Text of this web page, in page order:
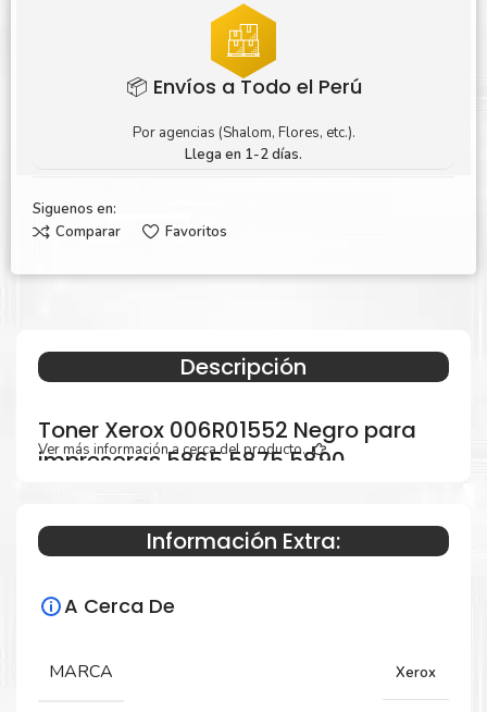
📦 Envíos a Todo el Perú
Por agencias (Shalom, Flores, etc.).
Llega en 1-2 días.
Siguenos en:
Comparar
Favoritos
Descripción
Toner Xerox 006R01552 Negro para
impresoras 5865 5875 5890
Especificaciones Técnicas
Para impresoras:
5865, 5875, 5890.
Ver más información a cerca del producto...
Información Extra:
A Cerca De
MARCA Xerox